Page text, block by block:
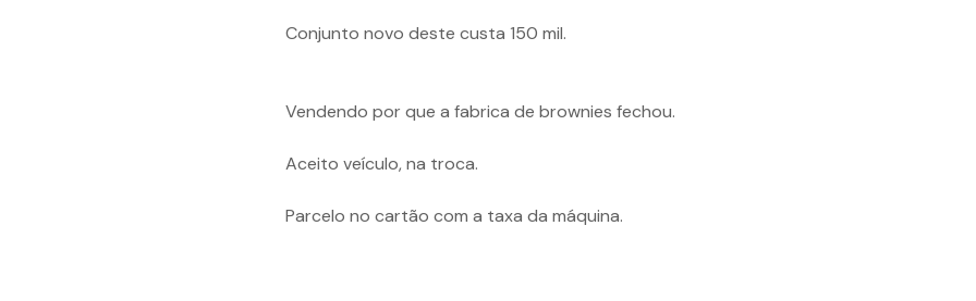
Conjunto novo deste custa 150 mil.
Vendendo por que a fabrica de brownies fechou.
Aceito veículo, na troca.
Parcelo no cartão com a taxa da máquina.